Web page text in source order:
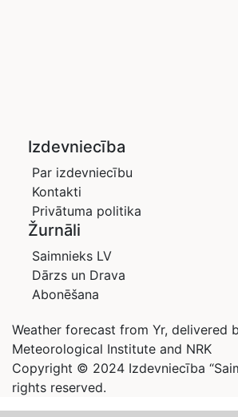
Izdevniecība
Par izdevniecību
Kontakti
Privātuma politika
Žurnāli
Saimnieks LV
Dārzs un Drava
Abonēšana
Weather forecast from Yr, delivered
Meteorological Institute and NRK
Copyright © 2024 Izdevniecība
rights reserved.